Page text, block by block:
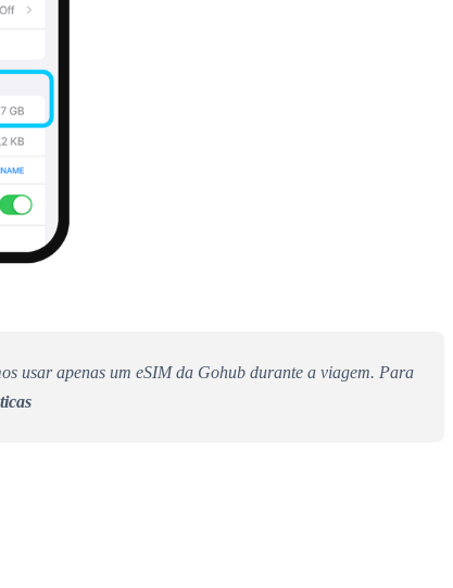
usar apenas um eSIM da Gohub durante a viagem. Para